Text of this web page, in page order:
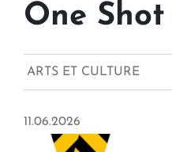
One
ARTS ET CULTURE
11.06.2026